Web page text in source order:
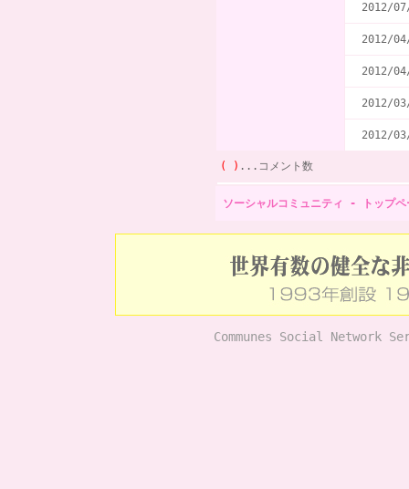
2012/
2012/
2012/
2012/
2012/
( ) ...コメント数
ソーシャルコミュニティ - トップペ
Communes Social Network